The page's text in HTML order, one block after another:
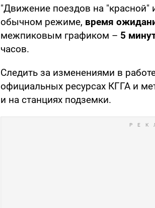
"Движение поездов на "красной"
обычном режиме, время
межпиковым графиком – 5
часов.
Следить за изменениями в
официальных ресурсах КГГА и
и на станциях подземки.